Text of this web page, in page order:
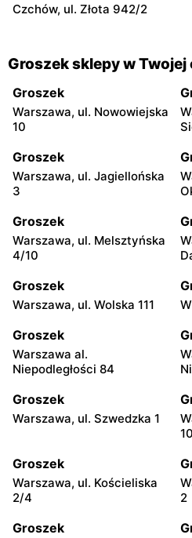
Czchów, ul. Złota 942/2
Groszek sklepy w
Groszek
Warszawa, ul. Nowowiejska
10
Groszek
Warszawa, ul. Jagiellońska
3
Groszek
Warszawa, ul. Melsztyńska
4/10
Groszek
Warszawa, ul. Wolska 111
Groszek
Warszawa al.
Niepodległości 84
Groszek
Warszawa, ul. Szwedzka 1
10
Groszek
Warszawa, ul. Kościeliska
2/4
2
Groszek